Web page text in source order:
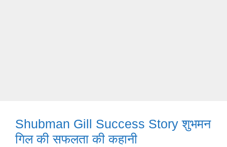
Shubman Gill Success Story शुभमन
गिल की सफलता की कहानी